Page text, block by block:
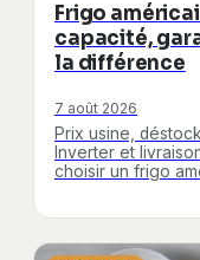
Frigo
capacité,
la différence
7 août 2026
Prix usine,
Inverter et
choisir un frigo